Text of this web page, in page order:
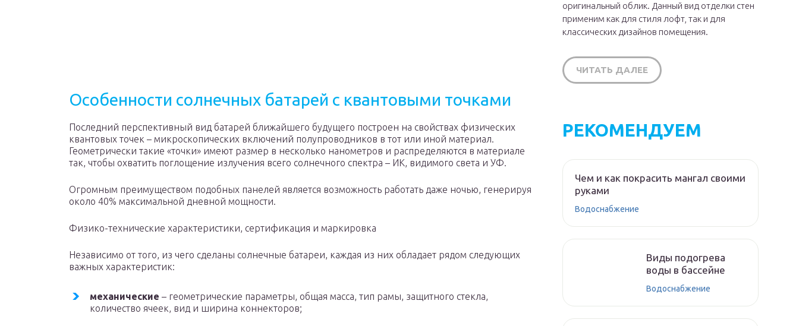
Особенности солнечных батарей с квантовыми точками
Последний перспективный вид батарей ближайшего будущего построен на свойствах физических
квантовых точек – микроскопических включений полупроводников в тот или иной материал.
Геометрически такие «точки» имеют размер в несколько нанометров и распределяются в материале
так, чтобы охватить поглощение излучения всего солнечного спектра – ИК, видимого света и УФ.
Огромным преимуществом подобных панелей является возможность работать даже ночью, генерируя
около 40% максимальной дневной мощности.
Физико-технические характеристики, сертификация и маркировка
Независимо от того, из чего сделаны солнечные батареи, каждая из них обладает рядом следующих
важных характеристик:
механические – геометрические параметры, общая масса, тип рамы, защитного стекла,
количество ячеек, вид и ширина коннекторов;
оригинальный облик. Данный вид отделки стен
применим как для стиля лофт, так и для
классических дизайнов помещения.
ЧИТАТЬ ДАЛЕЕ
РЕКОМЕНДУЕМ
Чем и как покрасить мангал своими
руками
Водоснабжение
Виды подогрева
воды в бассейне
Водоснабжение